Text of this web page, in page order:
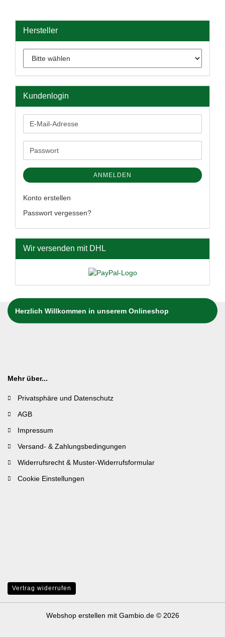
Hersteller
Kundenlogin
E-
Mail-
Adresse
Passwort
ANMELDEN
Konto erstellen
Passwort vergessen?
Wir versenden mit DHL
Herzlich Willkommen in unserem Onlineshop
Mehr über...
Privatsphäre und Datenschutz
AGB
Impressum
Versand- & Zahlungsbedingungen
Widerrufsrecht & Muster-Widerrufsformular
Cookie Einstellungen
Vertrag widerrufen
Webshop erstellen mit Gambio.de © 2026